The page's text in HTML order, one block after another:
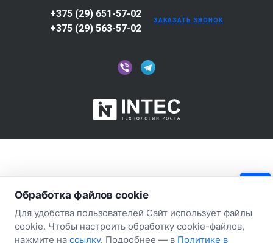
+375 (29) 651-57-02
+375 (29) 563-57-02
ЗАКАЗАТЬ ЗВОНОК
Обработка файлов cookie
Для удобства пользователей Сайт использует файлы
cookie. Чтобы настроить обработку cookie-файлов,
нажмите на ссылку. Подробнее — в Политике в